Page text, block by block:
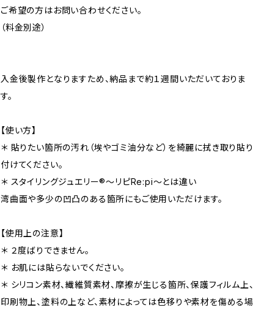
ご希望の方はお問い合わせください。
（料金別途）
入金後製作となりますため、納品まで約１週間いただいておりま
す。
【使い方】
＊ 貼りたい箇所の汚れ（埃やゴミ油分など）を綺麗に拭き取り貼り
付けてください。
＊ スタイリングジュエリー®︎〜リピRe:pi〜とは違い
湾曲面や多少の凹凸のある箇所にもご使用いただけます。
【使用上の注意】
＊ ２度ばりできません。
＊ お肌には貼らないでください。
＊ シリコン素材、繊維質素材、摩擦が生じる箇所、保護フィルム上、
印刷物上、塗料の上など、素材によっては色移りや素材を傷める場